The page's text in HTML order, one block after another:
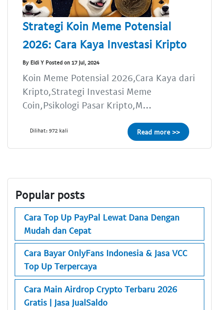
Strategi Koin Meme Potensial
2026: Cara Kaya Investasi Kripto
By Eldi Y Posted on 17 Jul, 2024
Koin Meme Potensial 2026,Cara Kaya dari
Kripto,Strategi Investasi Meme
Coin,Psikologi Pasar Kripto,M...
Dilihat: 972 kali Read more >>
Popular posts
Cara Top Up PayPal Lewat Dana Dengan
Mudah dan Cepat
Cara Bayar OnlyFans Indonesia & Jasa VCC
Top Up Terpercaya
Cara Main Airdrop Crypto Terbaru 2026
Gratis | Jasa JualSaldo